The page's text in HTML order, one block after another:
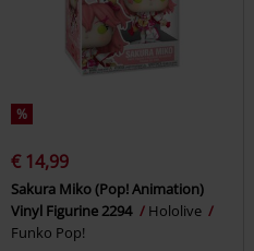
%
€ 14,99
Sakura Miko (Pop! Animation)
Vinyl Figurine 2294
Hololive
Funko Pop!